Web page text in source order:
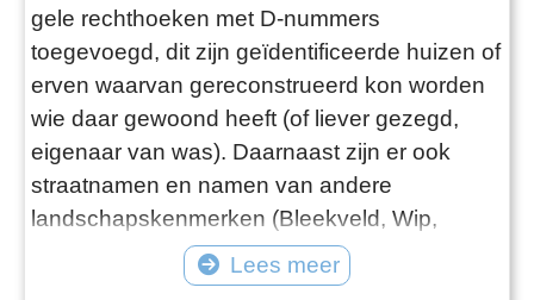
gele rechthoeken met D-nummers
toegevoegd, dit zijn geïdentificeerde huizen of
erven waarvan gereconstrueerd kon worden
wie daar gewoond heeft (of liever gezegd,
eigenaar van was). Daarnaast zijn er ook
straatnamen en namen van andere
landschapskenmerken (Bleekveld, Wip,
Kerkhuis, Tolhuis, boomgaard) toegevoegd.
Meer informatie over elk D-nummer (en ook
Lees meer